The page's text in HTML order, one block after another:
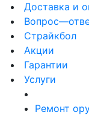
Доставка и
Страйкбол
Акции
Гарантии
Услуги
Ремонт